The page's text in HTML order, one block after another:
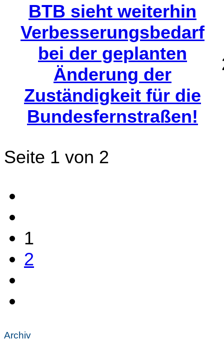
BTB sieht weiterhin
Verbesserungsbedarf
bei der geplanten
Änderung der
Zuständigkeit für die
Bundesfernstraßen!
Seite 1 von 2
1
2
Archiv